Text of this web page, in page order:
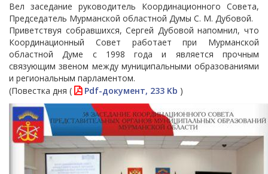
Вел заседание руководитель Координационного Совета,
Председатель Мурманской областной Думы С. М. Дубовой.
Приветствуя собравшихся, Сергей Дубовой напомнил, что
Координационный Совет работает при Мурманской
областной Думе с 1998 года и является прочным
связующим звеном между муниципальными образованиями
и региональным парламентом.
(Повестка дня (
Pdf-документ, 233 Kb )